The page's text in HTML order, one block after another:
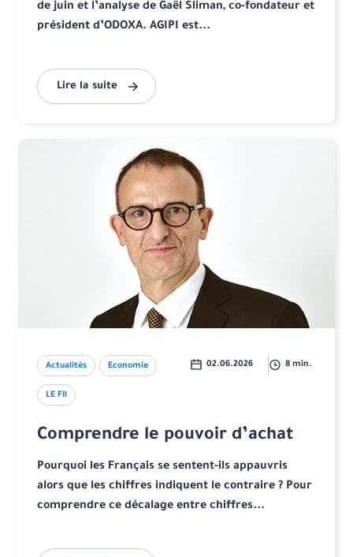
de juin et l’analyse de Gaël Sliman, co-fondateur et
président d’ODOXA. AGIPI est...
Lire la suite
Actualités Economie
LE FIl
02.06.2026 8 min.
Comprendre le pouvoir d’achat
Pourquoi les Français se sentent-ils appauvris
alors que les chiffres indiquent le contraire ? Pour
comprendre ce décalage entre chiffres...